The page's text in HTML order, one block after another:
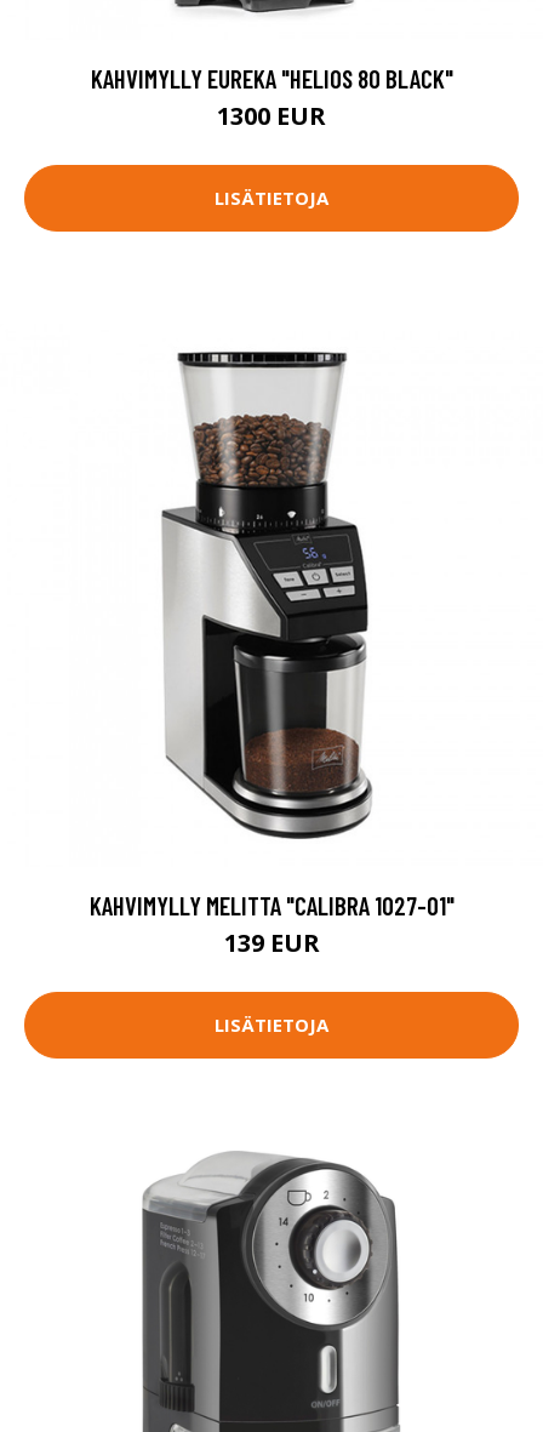
KAHVIMYLLY EUREKA "HELIOS 80 BLACK"
1300 EUR
LISÄTIETOJA
KAHVIMYLLY MELITTA "CALIBRA 1027-01"
139 EUR
LISÄTIETOJA